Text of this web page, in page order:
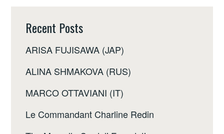
Recent Posts
ARISA FUJISAWA (JAP)
ALINA SHMAKOVA (RUS)
MARCO OTTAVIANI (IT)
Le Commandant Charline Redin